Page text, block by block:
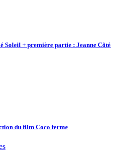
Soleil + première partie : Jeanne Côté
du film Coco ferme